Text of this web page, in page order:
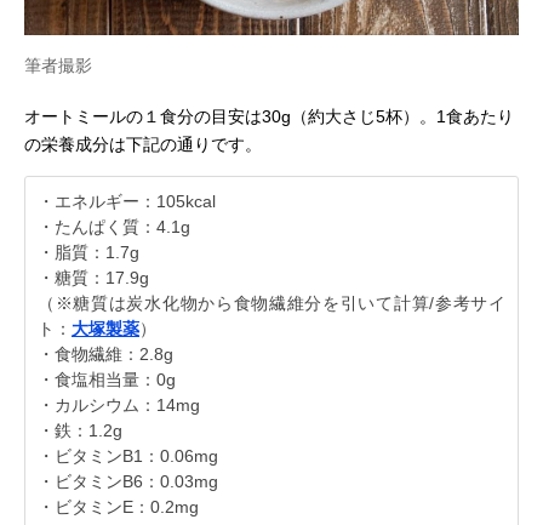
筆者撮影
オートミールの１食分の目安は30g（約大さじ5杯）。1食あたり
の栄養成分は下記の通りです。
・エネルギー：105kcal
・たんぱく質：4.1g
・脂質：1.7g
・糖質：17.9g
（※糖質は炭水化物から食物繊維分を引いて計算/参考サイ
ト： 大塚製薬）
・食物繊維：2.8g
・食塩相当量：0g
・カルシウム：14mg
・鉄：1.2g
・ビタミンB1：0.06mg
・ビタミンB6：0.03mg
・ビタミンE：0.2mg